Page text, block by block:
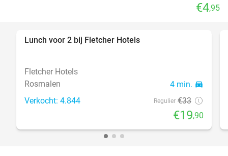
€4,95
Lunch voor 2 bij Fletcher Hotels
Fletcher Hotels
Rosmalen
4 min. directions_car
Verkocht: 4.844 Regulier €33
€19,90